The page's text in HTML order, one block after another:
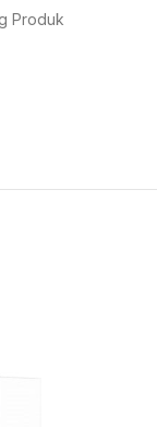
Produk